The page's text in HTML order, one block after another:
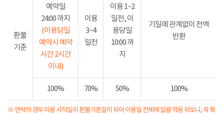
환불
기준
예약일
24:00 까지
(이용당일
예약시 예약
시간 2시간
이내)
이용
3~4
일전
이용 1~2
일전, 이
용당일
10:00 까
지
기일에 관계없이 전액
반환
100% 70% 50% 100%
※ 연박의 경우 이용 시작일이 환불기준일이 되어 이용일 전체에 일괄 적용 되오니, 꼭 확